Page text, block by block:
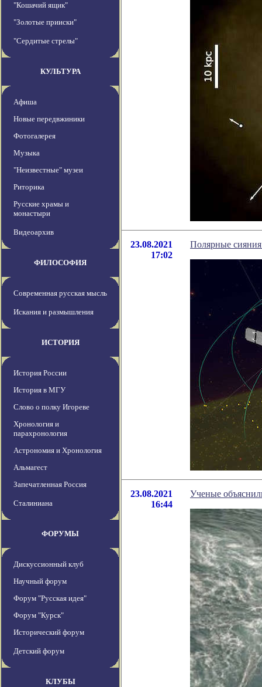
"Кошачий ящик"
"Золотые прииски"
"Сердитые стрелы"
КУЛЬТУРА
Афиша
Новые передвжиники
Фотогалерея
Музыка
"Неизвестные" музеи
Риторика
Русские храмы и
монастыри
Видеоархив
ФИЛОСОФИЯ
Современная русская мысль
Искания и размышления
ИСТОРИЯ
История России
История в МГУ
Слово о полку Игореве
Хронология и
парахронология
Астрономия и Хронология
Альмагест
Запечатленная Россия
Сталиниана
ФОРУМЫ
Дискуссионный клуб
Научный форум
Форум "Русская идея"
Форум "Курск"
Исторический форум
Детский форум
КЛУБЫ
23.08.2021
17:02
Полярные
23.08.2021
16:44
Ученые